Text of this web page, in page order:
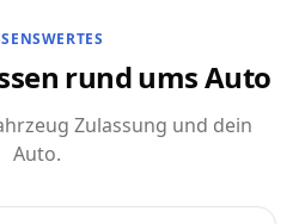
rund ums Auto
Zulassung und dein
Auto.